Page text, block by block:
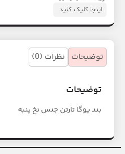
اینجا کلیک کنید
توضیحات نظرات (0)
توضیحات
بند یوگا تارتن جنس نخ پنبه